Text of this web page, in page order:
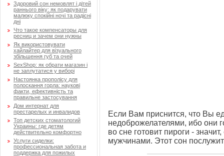
Здоровий сон немовлят і дітей
раннього віку: як подарувати
малюку спокійні ночі та радісні
дні
Что такое компенсаторы для
ресниц и зачем они нужны
Як використовувати
хайлайтер для візуального
збільшення губ та очей
SexShop: як обрати магазин і
не заплутатися у виборі
Настоянка прополісу для
полоскання горла: наукові
факти, ефективність та
правильне застосування
Дом интернат для
престарелых и инвалидов
Топ детских стоматологий
Украины: где детям
действительно комфортно
Услуги сиделки:
профессиональная забота и
поддержка для пожилых
Если Вам приснится, что Вы
недоброжелателями, ибо они
во сне готовит пироги -
мужчинами. Этот сон